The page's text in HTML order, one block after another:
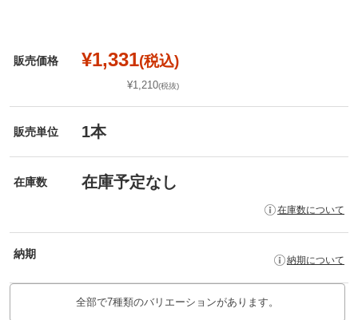
販売価格 ¥1,331(税込)
¥1,210(税抜)
販売単位 1本
在庫数 在庫予定なし
在庫数について
納期 納期について
全部で7種類のバリエーションがあります。